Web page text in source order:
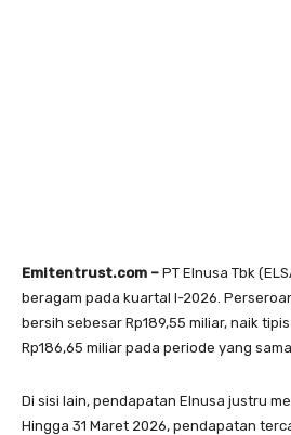
Emitentrust.com – PT Elnusa Tbk
beragam pada kuartal I-2026.
bersih sebesar Rp189,55 miliar, naik
Rp186,65 miliar pada periode yang
Di sisi lain, pendapatan Elnusa justru
Hingga 31 Maret 2026, pendapatan